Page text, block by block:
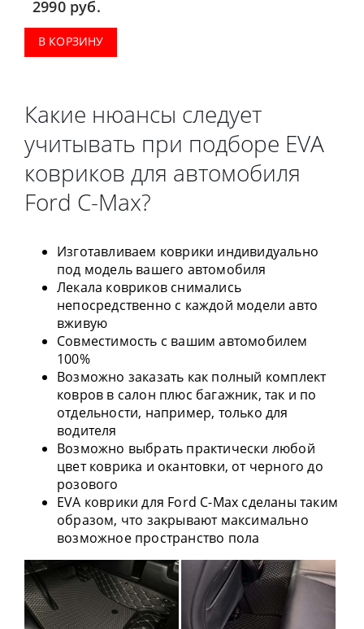
2990 руб.
В КОРЗИНУ
Какие нюансы следует
учитывать при подборе EVA
ковриков для автомобиля
Ford C-Max?
Изготавливаем коврики индивидуально
под модель вашего автомобиля
Лекала ковриков снимались
непосредственно с каждой модели авто
вживую
Совместимость с вашим автомобилем
100%
Возможно заказать как полный комплект
ковров в салон плюс багажник, так и по
отдельности, например, только для
водителя
Возможно выбрать практически любой
цвет коврика и окантовки, от черного до
розового
EVA коврики для Ford C-Max сделаны таким
образом, что закрывают максимально
возможное пространство пола